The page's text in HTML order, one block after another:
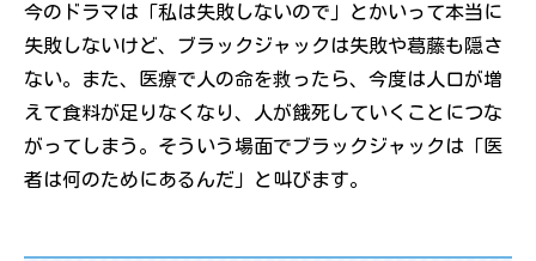
今のドラマは「私は失敗しないので」とかいって本当に
失敗しないけど、ブラックジャックは失敗や葛藤も隠さ
ない。また、医療で人の命を救ったら、今度は人口が増
えて食料が足りなくなり、人が餓死していくことにつな
がってしまう。そういう場面でブラックジャックは「医
者は何のためにあるんだ」と叫びます。